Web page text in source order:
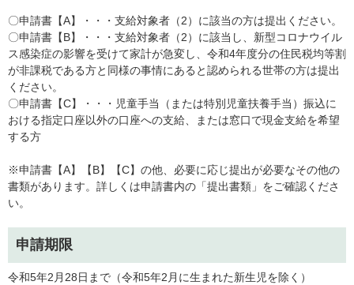
〇申請書【A】・・・支給対象者（2）に該当の方は提出ください。
〇申請書【B】・・・支給対象者（2）に該当し、新型コロナウイル
ス感染症の影響を受けて家計が急変し、令和4年度分の住民税均等割
が非課税である方と同様の事情にあると認められる世帯の方は提出
ください。
〇申請書【C】・・・児童手当（または特別児童扶養手当）振込に
おける指定口座以外の口座への支給、または窓口で現金支給を希望
する方
※申請書【A】【B】【C】の他、必要に応じ提出が必要なその他の
書類があります。詳しくは申請書内の「提出書類」をご確認くださ
い。
申請期限
令和5年2月28日まで（令和5年2月に生まれた新生児を除く）